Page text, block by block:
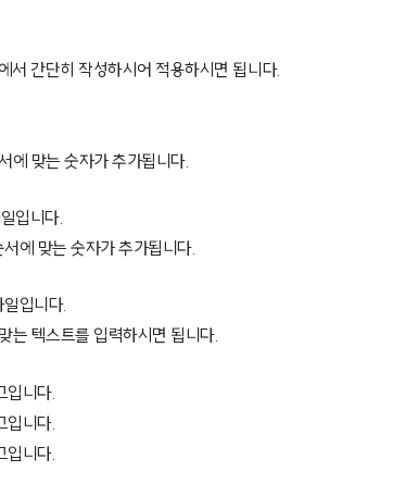
서 간단히 작성하시어 적용하시면 됩니다.
에 맞는 숫자가 추가됩니다.
입니다.
에 맞는 숫자가 추가됩니다.
입니다.
는 텍스트를 입력하시면 됩니다.
입니다.
입니다.
입니다.